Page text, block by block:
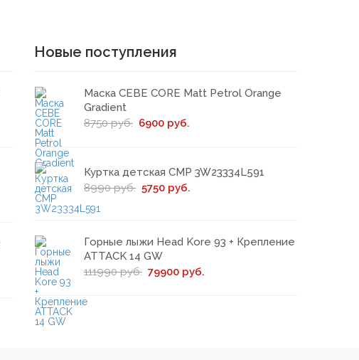
Новые поступления
Маска CEBE CORE Matt Petrol Orange
Gradient
8750 руб. 6900 руб.
Куртка детская CMP 3W23334L591
8990 руб. 5750 руб.
Горные лыжи Head Kore 93 + Крепление
ATTACK 14 GW
111990 руб. 79900 руб.